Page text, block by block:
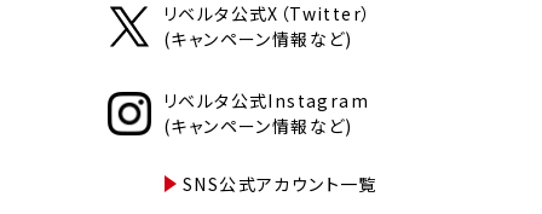
リベルタ公式X（Twitter）
(キャンペーン情報など)
リベルタ公式Instagram
(キャンペーン情報など)
SNS公式アカウント一覧